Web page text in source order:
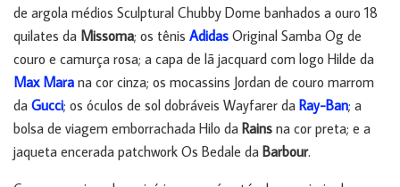
de argola médios Sculptural Chubby Dome banhados a ouro 18
quilates da Missoma; os tênis Adidas Original Samba Og de
couro e camurça rosa; a capa de lã jacquard com logo Hilde da
Max Mara na cor cinza; os mocassins Jordan de couro marrom
da Gucci; os óculos de sol dobráveis ​​Wayfarer da Ray-Ban; a
bolsa de viagem emborrachada Hilo da Rains na cor preta; e a
jaqueta encerada patchwork Os Bedale da Barbour.